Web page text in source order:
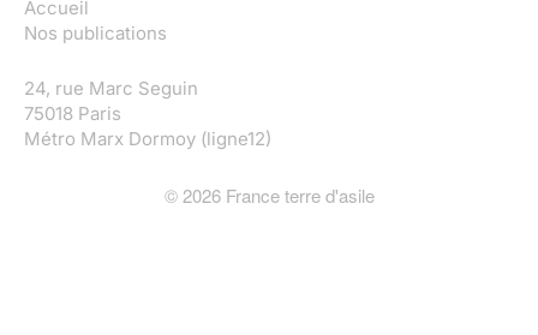
Accueil
Nos publications
24, rue Marc Seguin
75018 Paris
Métro Marx Dormoy (ligne12)
© 2026France terre d'asile